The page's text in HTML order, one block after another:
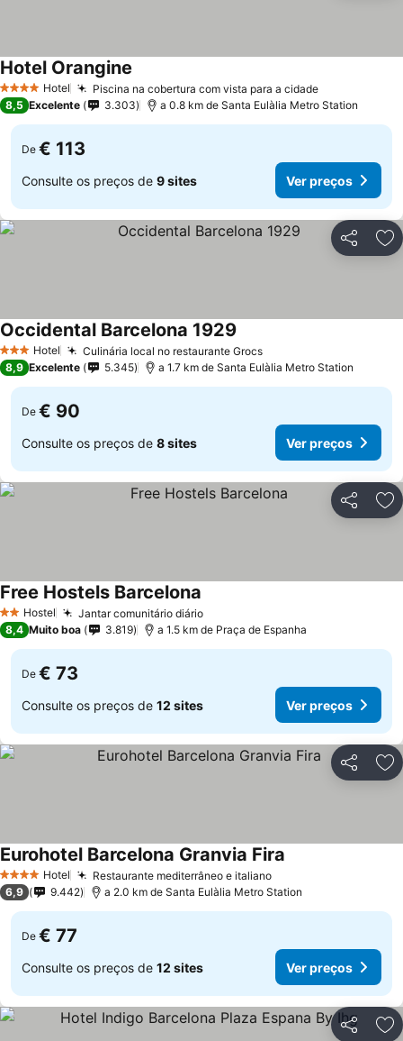
4 EstrelasHotel Piscina na cobertura com vista para a cidadeVer preços
Hotel Orangine
8,5 Excelente 3.303 a 0.8 km de Santa Eulàlia Metro Station
De € 113
Consulte os preços de 9 sites Ver preços
Partilhar
3 EstrelasHotel Culinária local no restaurante GrocsVer preços
Occidental Barcelona 1929
8,9 Excelente 5.345 a 1.7 km de Santa Eulàlia Metro Station
De € 90
Consulte os preços de 8 sites Ver preços
Partilhar
2 Estrelas
Hostel Jantar comunitário diárioVer preços
Free Hostels Barcelona
8,4 Muito boa 3.819 a 1.5 km de Praça de Espanha
De € 73
Consulte os preços de 12 sites Ver preços
Partilhar
4 EstrelasHotel Restaurante mediterrâneo e italianoVer preços
Eurohotel Barcelona Granvia Fira
6,9 9.442 a 2.0 km de Santa Eulàlia Metro Station
De € 77
Consulte os preços de 12 sites Ver preços
Partilhar